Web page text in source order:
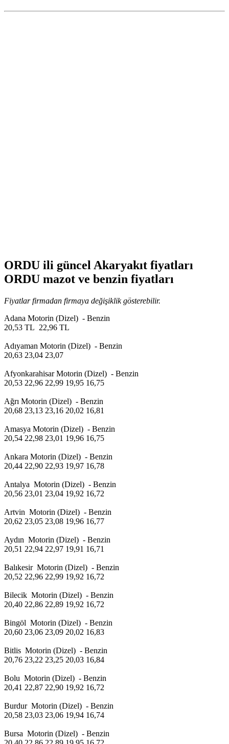
ORDU ili güncel Akaryakıt fiyatları
ORDU mazot ve benzin fiyatları
Fiyatlar firmadan firmaya değişiklik gösterebilir.
Adana Motorin (Dizel) - Benzin
20,53 TL 22,96 TL
Adıyaman Motorin (Dizel) - Benzin
20,63 23,04 23,07
Afyonkarahisar Motorin (Dizel) - Benzin
20,53 22,96 22,99 19,95 16,75
Ağrı Motorin (Dizel) - Benzin
20,68 23,13 23,16 20,02 16,81
Amasya Motorin (Dizel) - Benzin
20,54 22,98 23,01 19,96 16,75
Ankara Motorin (Dizel) - Benzin
20,44 22,90 22,93 19,97 16,78
Antalya Motorin (Dizel) - Benzin
20,56 23,01 23,04 19,92 16,72
Artvin Motorin (Dizel) - Benzin
20,62 23,05 23,08 19,96 16,77
Aydın Motorin (Dizel) - Benzin
20,51 22,94 22,97 19,91 16,71
Balıkesir Motorin (Dizel) - Benzin
20,52 22,96 22,99 19,92 16,72
Bilecik Motorin (Dizel) - Benzin
20,40 22,86 22,89 19,92 16,72
Bingöl Motorin (Dizel) - Benzin
20,60 23,06 23,09 20,02 16,83
Bitlis Motorin (Dizel) - Benzin
20,76 23,22 23,25 20,03 16,84
Bolu Motorin (Dizel) - Benzin
20,41 22,87 22,90 19,92 16,72
Burdur Motorin (Dizel) - Benzin
20,58 23,03 23,06 19,94 16,74
Bursa Motorin (Dizel) - Benzin